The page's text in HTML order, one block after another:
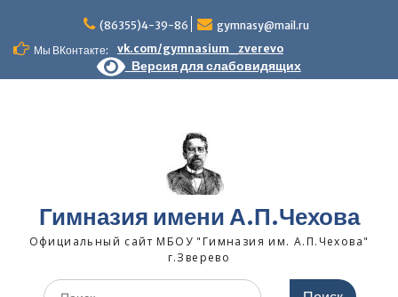
content
(86355)4-39-86
gymnasy@mail.ru
Мы ВКонтакте:
vk.com/gymnasium_zverevo
Версия для слабовидящих
Гимназия имени А.П.Чехова
Официальный сайт МБОУ "Гимназия им. А.П.Чехова"
г.Зверево
Search